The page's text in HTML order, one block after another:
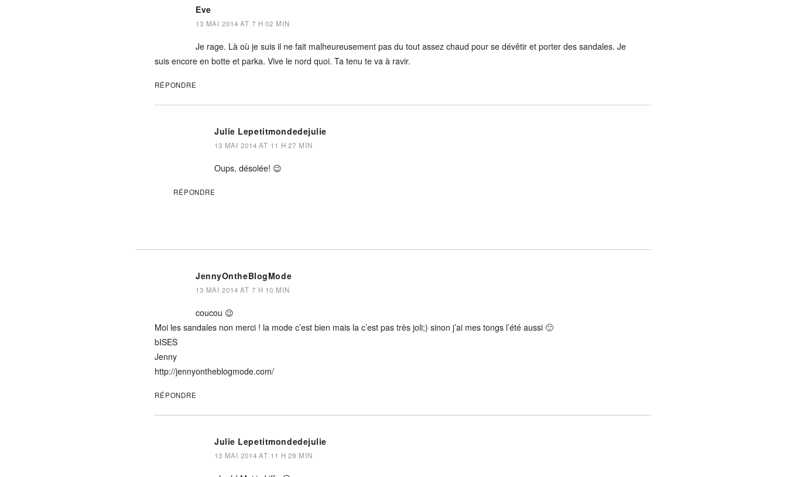
Eve
13 MAI 2014 AT 7 H 02 MIN
Je rage. Là où je suis il ne fait malheureusement pas du tout assez chaud pour se dévêtir et porter des sandales. Je
suis encore en botte et parka. Vive le nord quoi. Ta tenu te va à ravir.
RÉPONDRE
Julie Lepetitmondedejulie
13 MAI 2014 AT 11 H 27 MIN
Oups, désolée! 😉
RÉPONDRE
JennyOntheBlogMode
13 MAI 2014 AT 7 H 10 MIN
coucou 😉
Moi les sandales non merci ! la mode c’est bien mais la c’est pas très joli;) sinon j’ai mes tongs l’été aussi 🙂
bISES
Jenny
http://jennyontheblogmode.com/
RÉPONDRE
Julie Lepetitmondedejulie
13 MAI 2014 AT 11 H 29 MIN